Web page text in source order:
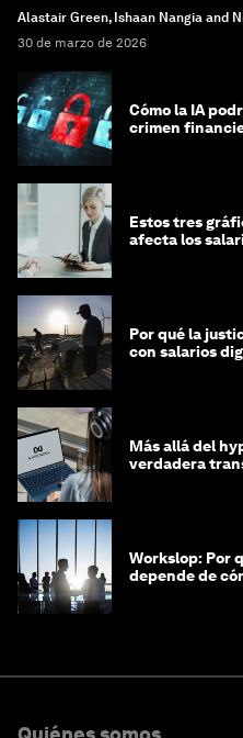
Alastair Green, Ishaan Nangia and
30 de marzo de 2026
Cómo la IA
crimen
Estos tres
afecta los
Por qué la
con salarios
Más allá del
verdadera
Workslop: Por
depende de